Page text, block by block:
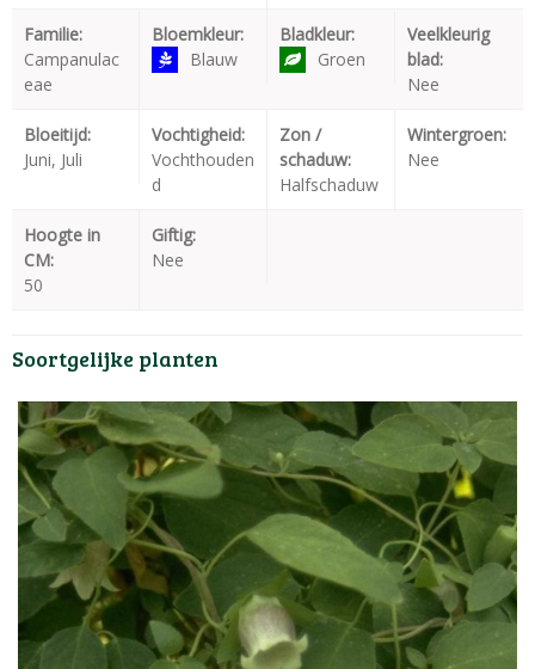
Familie:
Campanulac
eae
Bloemkleur:
Blauw
Bladkleur:
Groen
Veelkleurig
blad:
Nee
Bloeitijd:
Juni, Juli
Vochtigheid:
Vochthouden
d
Zon /
schaduw:
Halfschaduw
Wintergroen:
Nee
Hoogte in
CM:
50
Giftig:
Nee
Soortgelijke planten